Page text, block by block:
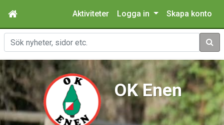
Aktiviteter Logga in Skapa konto
Sök
OK Enen